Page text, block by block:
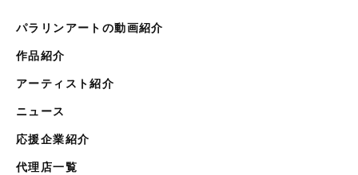
パラリンアートの動画紹介
作品紹介
アーティスト紹介
ニュース
応援企業紹介
代理店一覧